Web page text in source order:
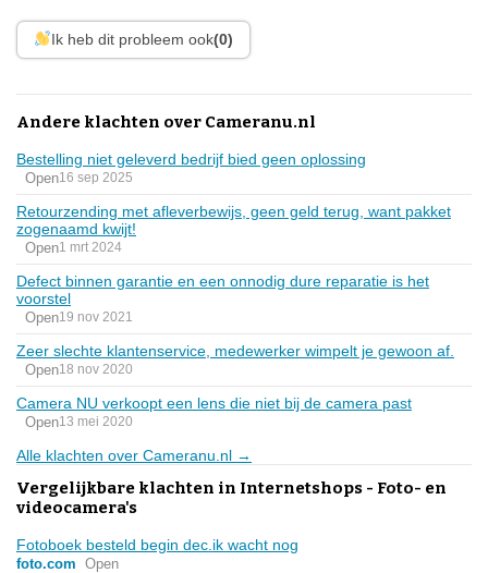
Ik heb dit probleem ook(0)
Andere klachten over Cameranu.nl
Bestelling niet geleverd bedrijf bied geen oplossing
Open16 sep 2025
Retourzending met afleverbewijs, geen geld terug, want pakket
zogenaamd kwijt!
Open1 mrt 2024
Defect binnen garantie en een onnodig dure reparatie is het
voorstel
Open19 nov 2021
Zeer slechte klantenservice, medewerker wimpelt je gewoon af.
Open18 nov 2020
Camera NU verkoopt een lens die niet bij de camera past
Open13 mei 2020
Alle klachten over Cameranu.nl →
Vergelijkbare klachten in Internetshops - Foto- en
videocamera's
Fotoboek besteld begin dec.ik wacht nog
foto.com Open